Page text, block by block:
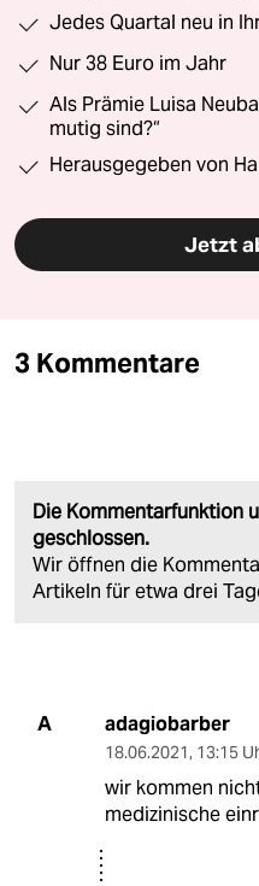
Jedes Quartal neu in
Nur 38 Euro im Jahr
Als Prämie Luisa
mutig sind?“
Herausgegeben von
Jetzt
3 Kommentare
Die Kommentarfunktion
geschlossen.
Wir öffnen die
Artikeln für etwa drei
A adagiobarber
18.06.2021, 13:15
wir kommen
medizinische